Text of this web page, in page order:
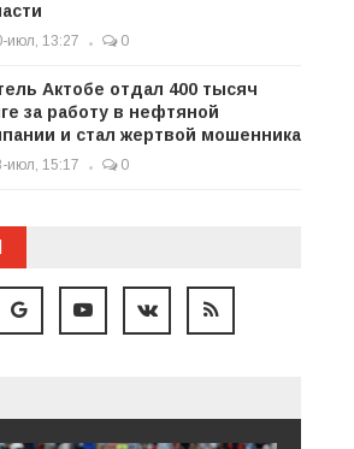
июл, 13:27 0
Актобе отдал 400 тысяч
за работу в нефтяной
и стал жертвой мошенника
июл, 15:17 0